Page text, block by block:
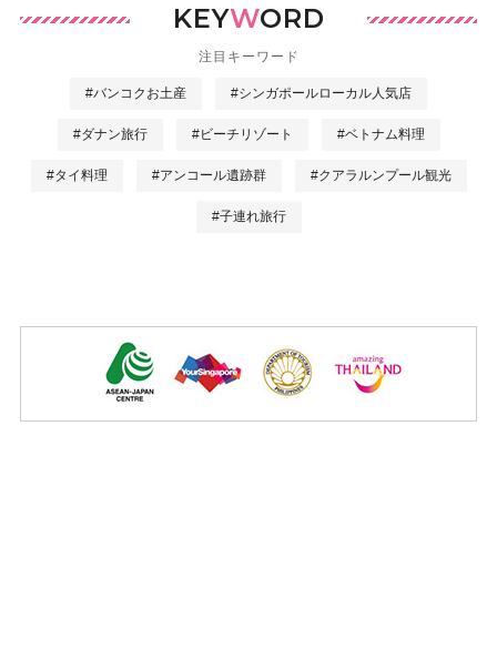
KEYWORD
注目キーワード
#バンコクお土産 #シンガポールローカル人気店
#ダナン旅行 #ビーチリゾート #ベトナム料理
#タイ料理 #アンコール遺跡群 #クアラルンプール観光
#子連れ旅行